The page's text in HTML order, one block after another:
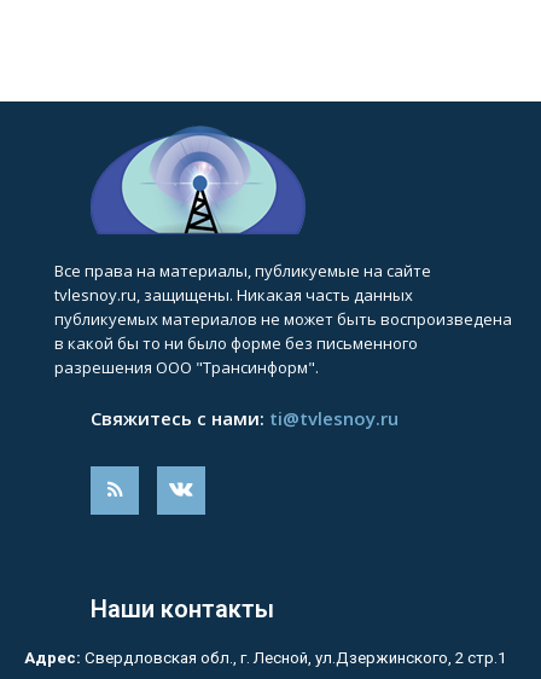
Все права на материалы, публикуемые на сайте
tvlesnoy.ru, защищены. Никакая часть данных
публикуемых материалов не может быть воспроизведена
в какой бы то ни было форме без письменного
разрешения ООО "Трансинформ".
Свяжитесь с нами: ti@tvlesnoy.ru
Наши контакты
Адрес: Свердловская обл., г. Лесной, ул.Дзержинского, 2 стр.1